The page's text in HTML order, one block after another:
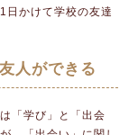
日かけて学校の友達
人ができる
「学び」と「出会